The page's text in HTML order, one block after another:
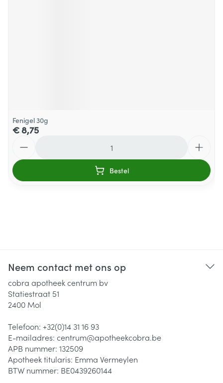
Fenigel 30g
€ 8,75
Bestel
Neem contact met ons op
cobra apotheek centrum bv
Statiestraat 51
2400 Mol
Telefoon: +32(0)14 31 16 93
E-mailadres: centrum@apotheekcobra.be
APB nummer: 132509
Apotheek titularis: Emma Vermeylen
BTW nummer: BE0439260144